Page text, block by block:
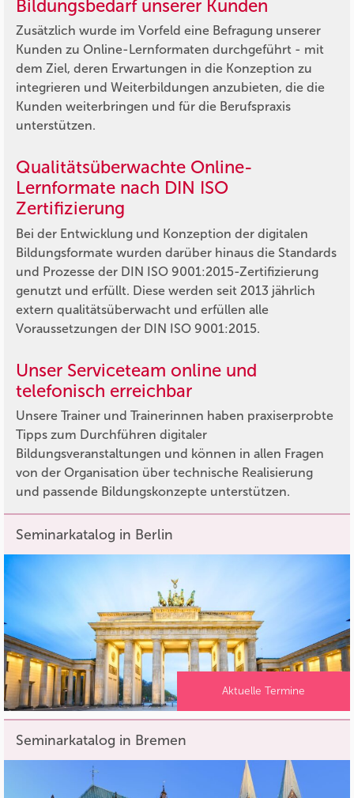
Bildungsbedarf unserer Kunden
Zusätzlich wurde im Vorfeld eine Befragung unserer
Kunden zu Online-Lernformaten durchgeführt - mit
dem Ziel, deren Erwartungen in die Konzeption zu
integrieren und Weiterbildungen anzubieten, die die
Kunden weiterbringen und für die Berufspraxis
unterstützen.
Qualitätsüberwachte Online-
Lernformate nach DIN ISO
Zertifizierung
Bei der Entwicklung und Konzeption der digitalen
Bildungsformate wurden darüber hinaus die Standards
und Prozesse der DIN ISO 9001:2015-Zertifizierung
genutzt und erfüllt. Diese werden seit 2013 jährlich
extern qualitätsüberwacht und erfüllen alle
Voraussetzungen der DIN ISO 9001:2015.
Unser Serviceteam online und
telefonisch erreichbar
Unsere Trainer und Trainerinnen haben praxiserprobte
Tipps zum Durchführen digitaler
Bildungsveranstaltungen und können in allen Fragen
von der Organisation über technische Realisierung
und passende Bildungskonzepte unterstützen.
Seminarkatalog in Berlin
Aktuelle Termine
Seminarkatalog in Bremen